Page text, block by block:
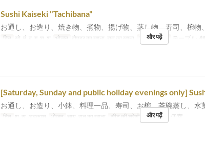
Sushi Kaiseki "Tachibana"
お通し、お造り、焼き物、煮物、揚げ物、蒸し物、寿司、椀物
दिन सो, मं, बु, गु, शु, श भोजन दोपहर का खाना, रात का खाना सीट की श्रेणी テーブル, 個
और पढ़ें
[Saturday, Sunday and public holiday evenings only]
お通し、お造り、小鉢、料理一品、寿司、お椀、茶碗蒸し、水
दिन श, स, अवकाश भोजन चाय, रात का खाना सीट की श्रेणी テーブル, 個室
और पढ़ें